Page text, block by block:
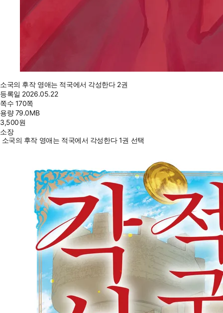
소국의 후작 영애는 적국에서 각성한다 2권
등록일 2026.05.22
쪽수 170쪽
용량79.0MB
3,500원
소장
소국의 후작 영애는 적국에서 각성한다 1권 선택